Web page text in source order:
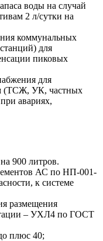
воды на случай
2 л/сутки на
коммунальных
для
пиковых
для
(ТСЖ, УК, частных
авариях,
900 литров.
АС по НП-001-
к системе
размещения
– УХЛ4 по ГОСТ
плюс 40;